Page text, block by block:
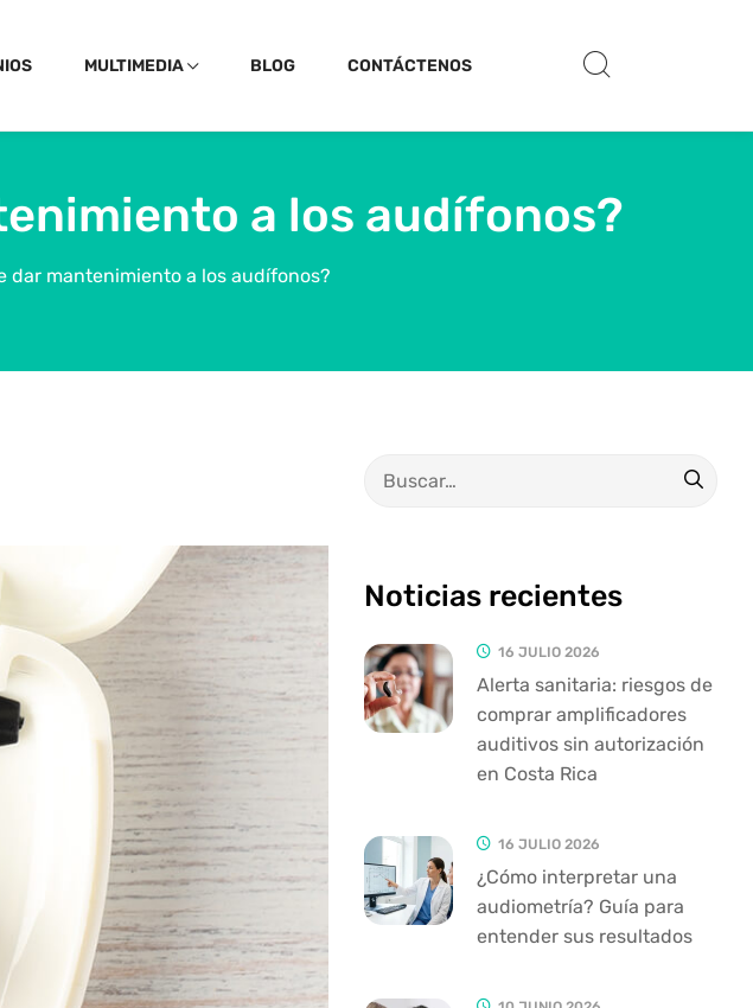
MULTIMEDIA BLOG CONTÁCTENOS
a los audífonos?
dar mantenimiento a los audífonos?
Noticias recientes
16 JULIO 2026
Alerta sanitaria: riesgos de
comprar amplificadores
auditivos sin autorización
en Costa Rica
16 JULIO 2026
¿Cómo interpretar una
audiometría? Guía para
entender sus resultados